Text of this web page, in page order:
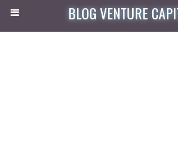
BLOG VENTURE